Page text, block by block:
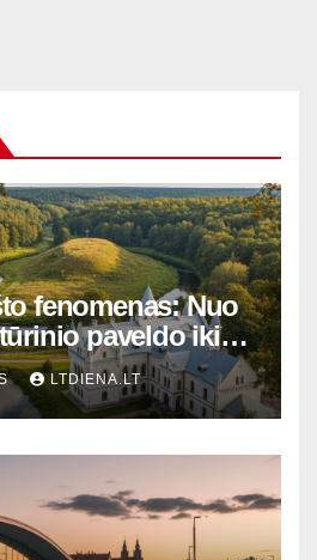
fenomenas: Nuo
paveldo iki
perlų
LTDIENA.LT